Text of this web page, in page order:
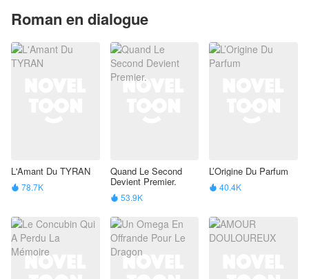
Roman en dialogue
L'Amant Du TYRAN
 78.7K
Quand Le Second
Devient Premier.
 53.9K
L’Origine Du Parfum
 40.4K